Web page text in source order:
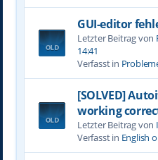
GUI-editor
Letzter Beitrag von
14:41
Verfasst in
[SOLVED]
working
Letzter Beitrag von
Verfasst in English